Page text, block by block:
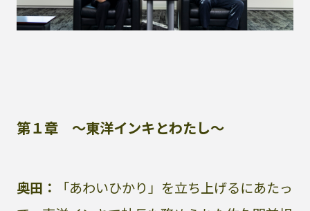
第１章 〜東洋インキとわたし〜
奥田：
「あわいひかり」を立ち上げるにあたっ